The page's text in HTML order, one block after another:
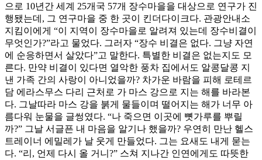
으로 10년간 세계 25개국 57개 장수마을을 대상으로 연구가 진
행됐는데, 그 연구마을 중 한 곳이 킨더다이크다. 관광안내소
지킴이에게 “이 지역이 장수마을로 알려져 있는데 장수비결이
무엇인가?”라고 물었다. 그러자 “장수 비결은 없다. 그냥 자연
에 순응하면서 살았다”고 말한다. 특별한 비결은 없는지도 모
른다. 만약 비결이 있다면 열악한 풍차 집에서도 알콩달콩 지
낸 가족 간의 사랑이 아니었을까? 차가운 바람을 피해 로테르
담 에라스무스 다리 근처로 가 마스 강으로 지는 해를 바라본
다. 그날따라 마스 강을 붉게 물들이며 떨어지는 해가 너무 아
름다워 눈물을 글썽였다. “나 죽으면 이곳에 뼛가루를 뿌릴
까?” 그날 서글픈 내 마음을 알기나 했을까? 우연히 만난 헬스
트레이너 에밀레가 날 웃게 만들었다. 그는 요새도 내게 묻는
다. “리, 언제 다시 올 거니?” 스쳐 지나간 인연에게도 따뜻한